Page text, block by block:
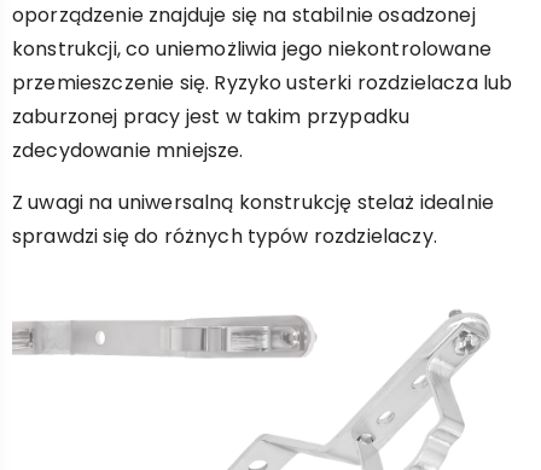
oporządzenie znajduje się na stabilnie osadzonej
konstrukcji, co uniemożliwia jego niekontrolowane
przemieszczenie się. Ryzyko usterki rozdzielacza lub
zaburzonej pracy jest w takim przypadku
zdecydowanie mniejsze.
Z uwagi na uniwersalną konstrukcję stelaż idealnie
sprawdzi się do różnych typów rozdzielaczy.